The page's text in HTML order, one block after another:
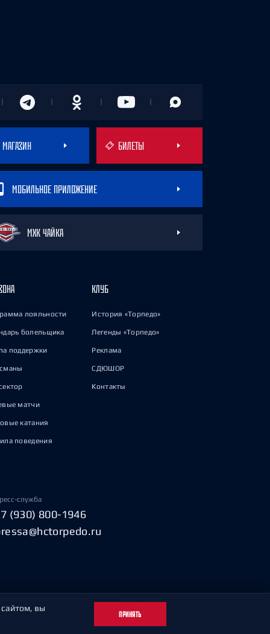
МАГАЗИН БИЛЕТЫ
МОБИЛЬНОЕ ПРИЛОЖЕНИЕ
МХК ЧАЙКА
лояльности
болельщика
поддержки
матчи
катания
поведения
КЛУБ
История «Торпедо»
Легенды «Торпедо»
Реклама
СДЮШОР
Контакты
служба
(930) 800-1946
сайтом, вы
ПРИНЯТЬ